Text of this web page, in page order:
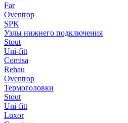
Far
Oventrop
SPK
Узлы нижнего подключения
Stout
Uni-fitt
Comisa
Rehau
Oventrop
Термоголовки
Stout
Uni-fitt
Luxor